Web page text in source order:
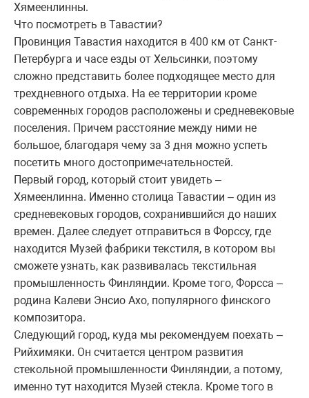
Хямеенлинны.
Что посмотреть в Тавастии?
Провинция Тавастия находится в 400 км от Санкт-
Петербурга и часе езды от Хельсинки, поэтому
сложно представить более подходящее место для
трехдневного отдыха. На ее территории кроме
современных городов расположены и средневековые
поселения. Причем расстояние между ними не
большое, благодаря чему за 3 дня можно успеть
посетить много достопримечательностей.
Первый город, который стоит увидеть –
Хямеенлинна. Именно столица Тавастии – один из
средневековых городов, сохранившийся до наших
времен. Далее следует отправиться в Форссу, где
находится Музей фабрики текстиля, в котором вы
сможете узнать, как развивалась текстильная
промышленность Финляндии. Кроме того, Форсса –
родина Калеви Энсио Ахо, популярного финского
композитора.
Следующий город, куда мы рекомендуем поехать –
Рийхимяки. Он считается центром развития
стекольной промышленности Финляндии, а потому,
именно тут находится Музей стекла. Кроме того в